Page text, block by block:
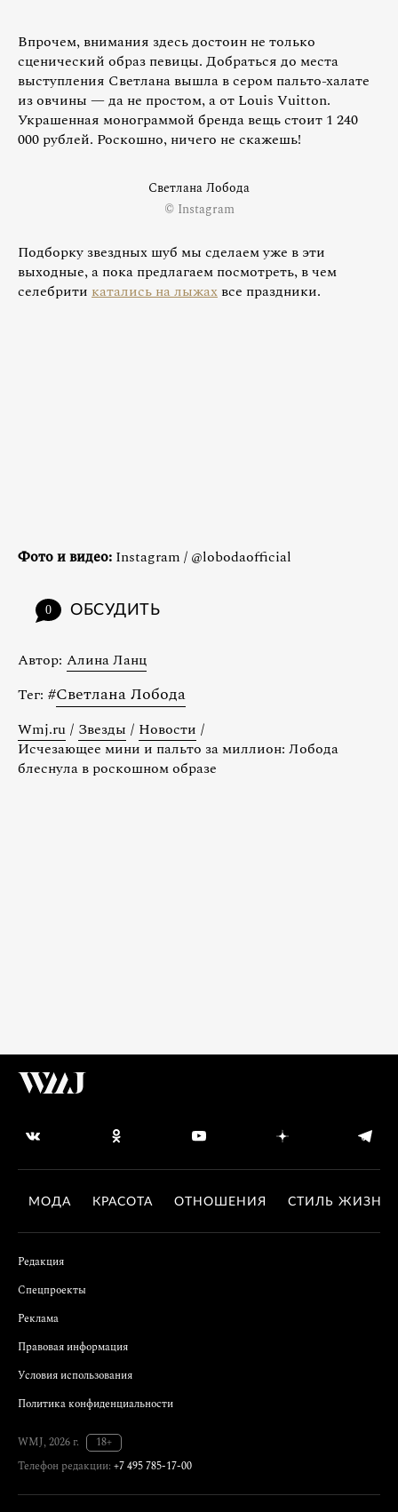
Впрочем, внимания здесь достоин не только
сценический образ певицы. Добраться до места
выступления Светлана вышла в сером пальто-халате
из овчины — да не простом, а от Louis Vuitton.
Украшенная монограммой бренда вещь стоит 1 240
000 рублей. Роскошно, ничего не скажешь!
Светлана Лобода
© Instagram
Подборку звездных шуб мы сделаем уже в эти
выходные, а пока предлагаем посмотреть, в чем
селебрити катались на лыжах все праздники.
Фото и видео: Instagram / @lobodaofficial
0 ОБСУДИТЬ
Автор: Алина Ланц
Тег: #Светлана Лобода
Wmj.ru / Звезды / Новости /
Исчезающее мини и пальто за миллион: Лобода
блеснула в роскошном образе
МОДА КРАСОТА ОТНОШЕНИЯ СТИЛЬ ЖИЗНИ
Редакция
Спецпроекты
Реклама
Правовая информация
Условия использования
Политика конфиденциальности
WMJ, 2026 г.
18+
Телефон редакции: +7 495 785-17-00